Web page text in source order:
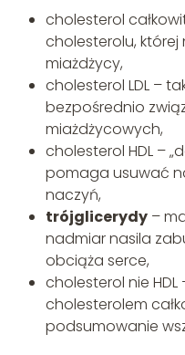
cholesterol
cholesterolu, której
miażdżycy,
cholesterol LDL –
bezpośrednio
miażdżycowych,
cholesterol HDL –
pomaga usuwać
naczyń,
trójglicerydy–
nadmiar nasila
obciąża serce,
cholesterol nie
cholesterolem
podsumowanie